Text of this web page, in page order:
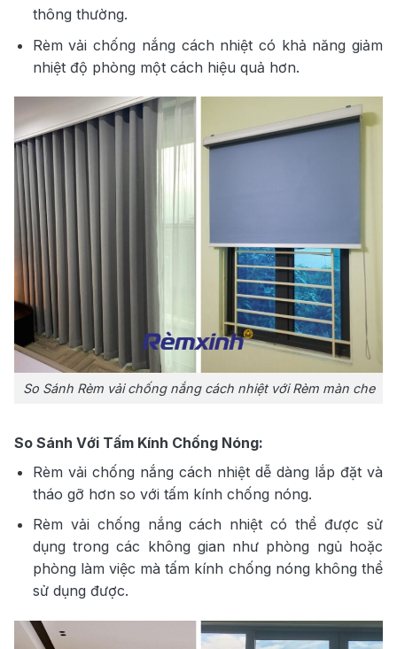
thông thường.
Rèm vải chống nắng cách nhiệt có khả năng giảm
nhiệt độ phòng một cách hiệu quả hơn.
So Sánh Rèm vải chống nắng cách nhiệt với Rèm màn che
So Sánh Với Tấm Kính Chống Nóng:
Rèm vải chống nắng cách nhiệt dễ dàng lắp đặt và
tháo gỡ hơn so với tấm kính chống nóng.
Rèm vải chống nắng cách nhiệt có thể được sử
dụng trong các không gian như phòng ngủ hoặc
phòng làm việc mà tấm kính chống nóng không thể
sử dụng được.